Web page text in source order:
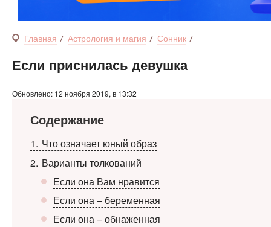
Главная Астрология и магия Сонник
Если приснилась девушка
Обновлено: 12 ноября 2019, в 13:32
Содержание
1
Что означает юный образ
2 Варианты толкований
Если она Вам нравится
Если она – беременная
Если она – обнаженная